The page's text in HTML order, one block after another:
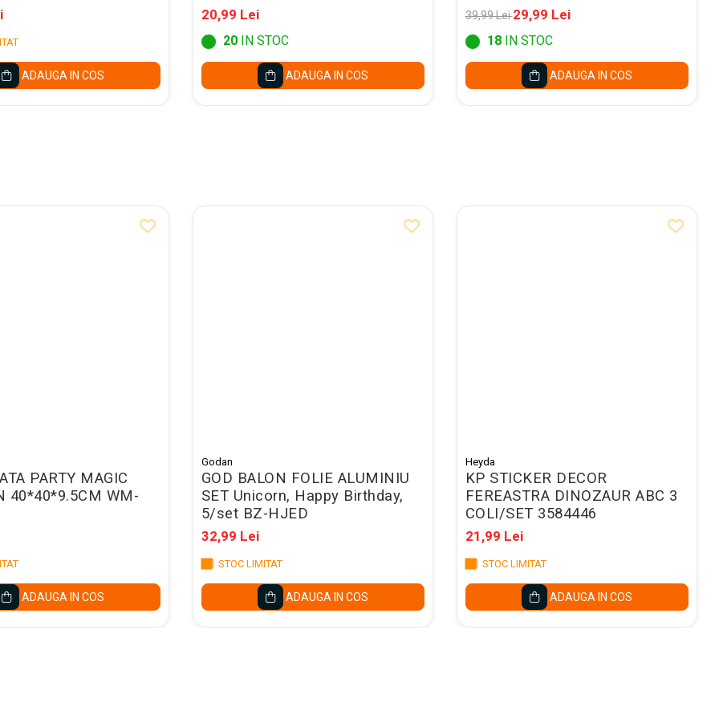
ADAUGA IN COS
20,99 Lei
20IN STOC
ADAUGA IN COS
39,99 Lei29,99 Lei
18IN STOC
ADAUGA IN COS
PARTY MAGIC
40*40*9.5CM WM-
ADAUGA IN COS
Godan
GOD BALON FOLIE ALUMINIU
SET Unicorn, Happy Birthday,
5/set BZ-HJED
32,99 Lei
STOC LIMITAT
ADAUGA IN COS
Heyda
KP STICKER DECOR
FEREASTRA DINOZAUR ABC 3
COLI/SET 3584446
21,99 Lei
STOC LIMITAT
ADAUGA IN COS